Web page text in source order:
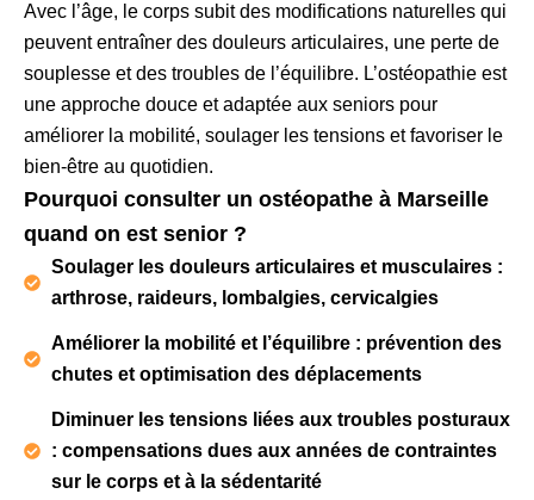
Avec l’âge, le corps subit des modifications naturelles qui
peuvent entraîner des douleurs articulaires, une perte de
souplesse et des troubles de l’équilibre. L’ostéopathie est
une approche douce et adaptée aux seniors pour
améliorer la mobilité, soulager les tensions et favoriser le
bien-être au quotidien.
Pourquoi consulter un ostéopathe à Marseille
quand on est senior ?
Soulager les douleurs articulaires et musculaires :
arthrose, raideurs, lombalgies, cervicalgies
Améliorer la mobilité et l’équilibre : prévention des
chutes et optimisation des déplacements
Diminuer les tensions liées aux troubles posturaux
: compensations dues aux années de contraintes
sur le corps et à la sédentarité